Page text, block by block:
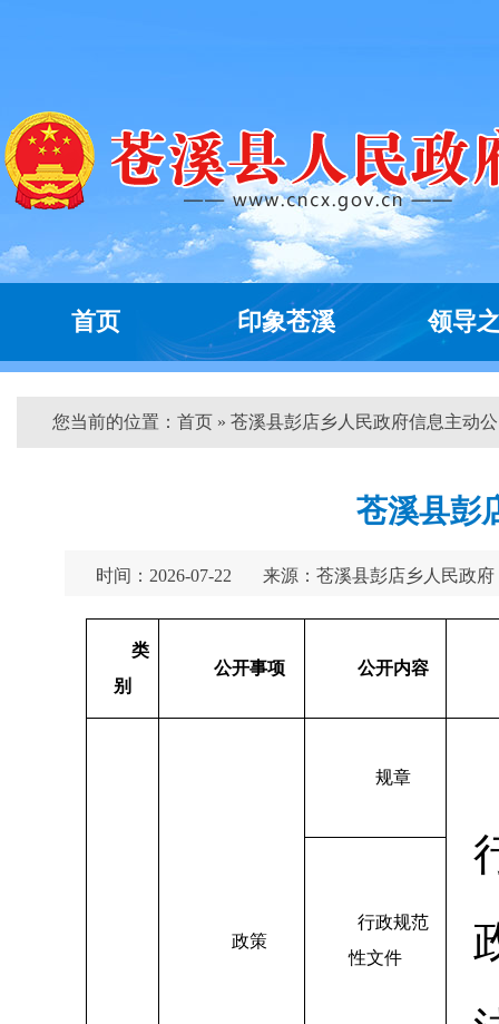
首页 印象苍溪 领导
您当前的位置： 首页 » 苍溪县彭店乡人民政府信息主动
苍溪县彭
时间：2026-07-22 来源：苍溪县彭店乡人民政府
类
别
公开事项 公开内容
政策
规章
行政规范
性文件